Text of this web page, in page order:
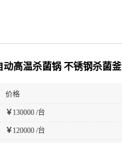
动高温杀菌锅 不锈钢杀菌釜
价格
￥ 130000 /台
￥ 120000 /台